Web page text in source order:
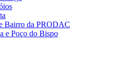
Bairro da PRODAC
e Poço do Bispo